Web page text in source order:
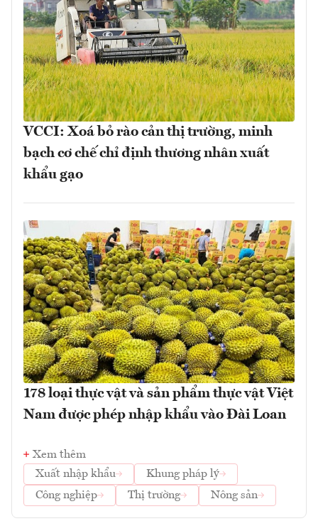
VCCI: Xoá bỏ rào cản thị trường, minh
bạch cơ chế chỉ định thương nhân xuất
khẩu gạo
178 loại thực vật và sản phẩm thực vật Việt
Nam được phép nhập khẩu vào Đài Loan
Xem thêm
Xuất nhập khẩu
Khung pháp lý
Công nghiệp
Thị trường Nông sản